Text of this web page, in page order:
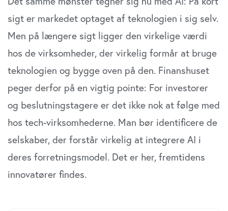
data med andre oplysninger, du har givet dem, eller som
de har indsamlet fra din brug af deres tjenester. Du
samtykker til vores cookies, hvis du fortsætter med at
anvende vores hjemmeside.
sigt er markedet optaget af teknologien i sig selv.
Men på længere sigt ligger den virkelige værdi
hos de virksomheder, der virkelig formår at bruge
teknologien og bygge oven på den. Finanshuset
peger derfor på en vigtig pointe: For investorer
og beslutningstagere er det ikke nok at følge med
hos tech-virksomhederne. Man bør identificere de
selskaber, der forstår virkelig at integrere AI i
deres forretningsmodel. Det er her, fremtidens
innovatører findes.